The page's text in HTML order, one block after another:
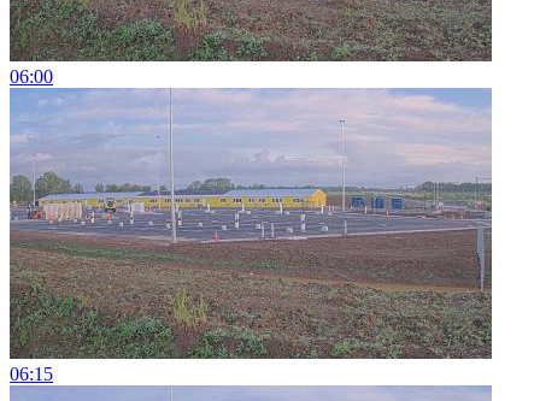
06:00
06:15